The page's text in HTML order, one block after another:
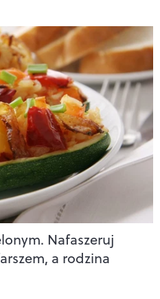
Nafaszeruj
a rodzina